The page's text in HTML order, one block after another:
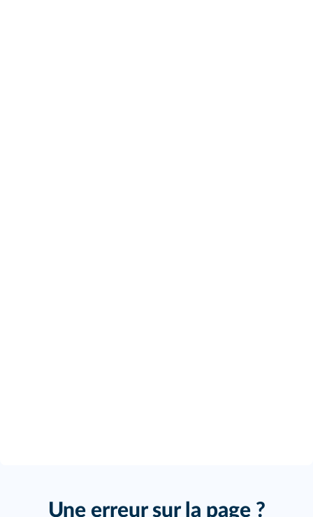
Une erreur sur la page ?